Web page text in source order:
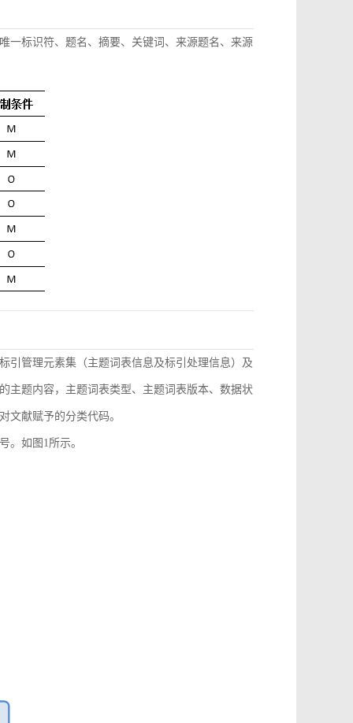
一标识符、题名、摘要、关键词、来源题名、来源
引管理元素集（主题词表信息及标引处理信息）及
主题内容，主题词表类型、主题词表版本、数据状
文献赋予的分类代码。
。如图1所示。